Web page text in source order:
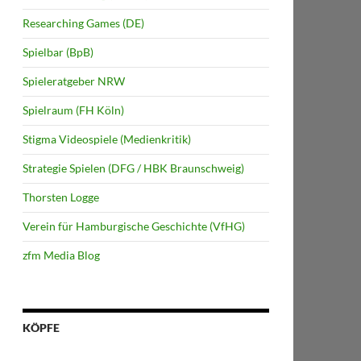
Researching Games (DE)
Spielbar (BpB)
Spieleratgeber NRW
Spielraum (FH Köln)
Stigma Videospiele (Medienkritik)
Strategie Spielen (DFG / HBK Braunschweig)
Thorsten Logge
Verein für Hamburgische Geschichte (VfHG)
zfm Media Blog
KÖPFE